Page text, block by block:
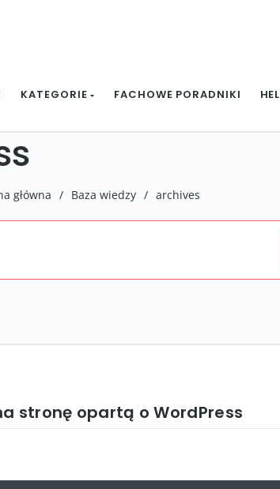
KATEGORIE FACHOWE PORADNIKI
główna / Baza wiedzy / archives
stronę opartą o WordPress